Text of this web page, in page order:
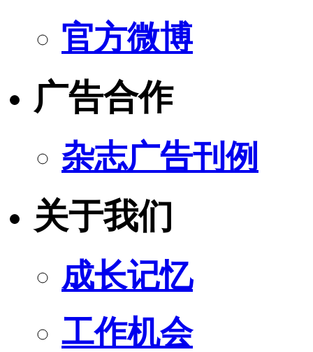
官方微博
广告合作
杂志广告刊例
关于我们
成长记忆
工作机会